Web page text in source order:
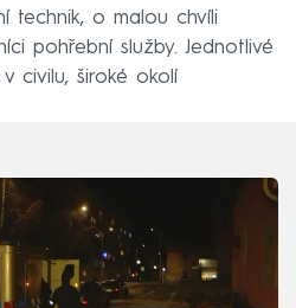
technik, o malou chvíli
pohřební služby. Jednotlivé
civilu, široké okolí